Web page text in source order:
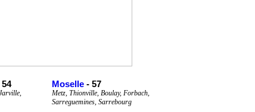
54 Moselle - 57
Metz, Thionville, Boulay, Forbach,
Sarreguemines, Sarrebourg